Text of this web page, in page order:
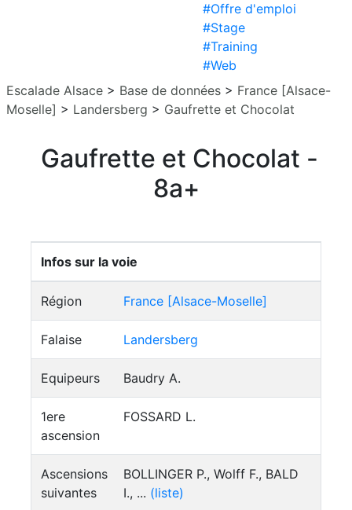
#Offre d'emploi
#Stage
#Training
#Web
Escalade Alsace > Base de données > France [Alsace-
Moselle] > Landersberg > Gaufrette et Chocolat
Gaufrette et Chocolat -
8a+
Infos sur la voie
Région France [Alsace-Moselle]
Falaise Landersberg
Equipeurs Baudry A.
1ere
ascension
FOSSARD L.
Ascensions
suivantes
BOLLINGER P., Wolff F., BALD
I., ... (liste)